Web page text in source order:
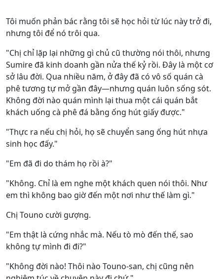
Tôi muốn phản bác rằng tôi sẽ học hỏi từ lúc này trở đi,
nhưng tôi để nó trôi qua.
"Chị chỉ lặp lại những gì chủ cũ thường nói thôi, nhưng
Sumire đã kinh doanh gần nửa thế kỷ rồi. Đây là một cơ
sở lâu đời. Qua nhiều năm, ở đây đã có vô số quán cà
phê tương tự mở gần đây—nhưng quán luôn sống sót.
Không đời nào quán mình lại thua một cái quán bắt
khách uống cà phê đá bằng ống hút giấy được."
"Thực ra nếu chị hỏi, họ sẽ chuyển sang ống hút nhựa
sinh học đấy."
"Em đã đi do thám họ rồi à?"
"Không. Chỉ là em nghe một khách quen nói thôi. Như
em thì không bao giờ đến một nơi như thế làm gì."
Chị Touno cười gượng.
"Em thật là cứng nhắc mà. Nếu tò mò đến thế, sao
không tự mình đi đi?"
"Không đời nào! Thôi nào Touno-san, chị cũng nên